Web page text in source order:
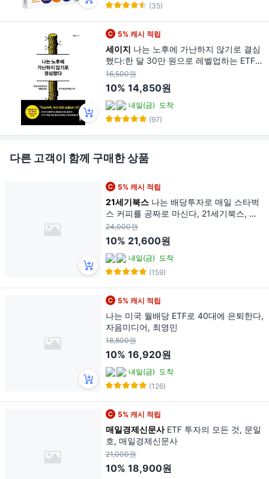
(35)
5% 캐시 적립
세이지 나는 노후에 가난하지 않기로 결심
했다:한 달 30만 원으로 레벨업하는 ETF
연금저축의 기적, 서대리, 세이지
16,500원
10% 14,850원
내일(금)
도착
(97)
다른 고객이 함께 구매한 상품
5% 캐시 적립
21세기북스 나는 배당투자로 매일 스타벅
스 커피를 공짜로 마신다, 21세기북스, 송
민섭(수페TV)
24,000원
10% 21,600원
내일(금)
도착
(159)
5% 캐시 적립
나는 미국 월배당 ETF로 40대에 은퇴한다,
자음미디어, 최영민
18,800원
10% 16,920원
내일(금)
도착
(126)
5% 캐시 적립
매일경제신문사 ETF 투자의 모든 것, 문일
호, 매일경제신문사
21,000원
10% 18,900원